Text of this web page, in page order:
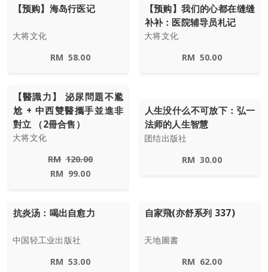
【预购】海岛行医记
大将文化
RM 58.00
【预购】我们的心都在缝缝
补补：医院辅导员札记
大将文化
RM 50.00
【醫識力】 泌尿問題不尷
尬 + 中西雙醫攜手並進非
對立 （2冊合售）
大将文化
RM 120.00
RM 99.00
人生没什么不可放下：弘一
法师的人生智慧
团结出版社
RM 30.00
抗炎汤：喝出自愈力
中国轻工业出版社
RM 53.00
自家飛(亦舒系列 337)
天地圖書
RM 62.00